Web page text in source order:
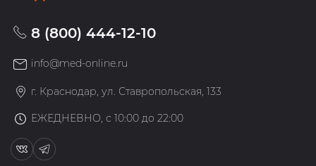
8 (800) 444-12-10
info@med-online.ru
г. Краснодар, ул. Ставропольская, 133
ЕЖЕДНЕВНО, с 10:00 до 22:00